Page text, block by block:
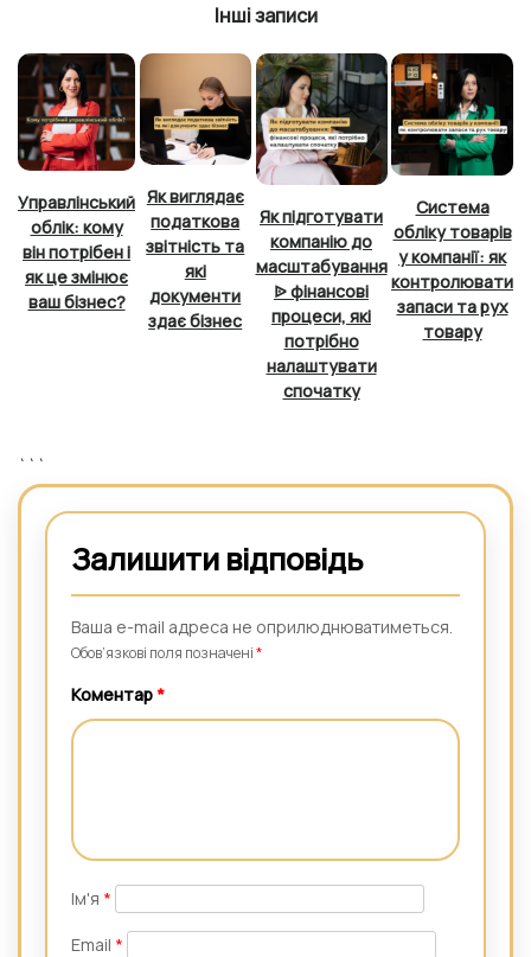
Інші записи
Управлінський
облік: кому
він потрібен і
як це змінює
ваш бізнес?
Як виглядає
податкова
звітність та
які
документи
здає бізнес
Як підготувати
компанію до
масштабування
ᐉ фінансові
процеси, які
потрібно
налаштувати
спочатку
Система
обліку товарів
у компанії: як
контролювати
запаси та рух
товару
```
Залишити відповідь
Ваша e-mail адреса не оприлюднюватиметься.
Обов’язкові поля позначені*
Коментар*
Ім'я *
Email *